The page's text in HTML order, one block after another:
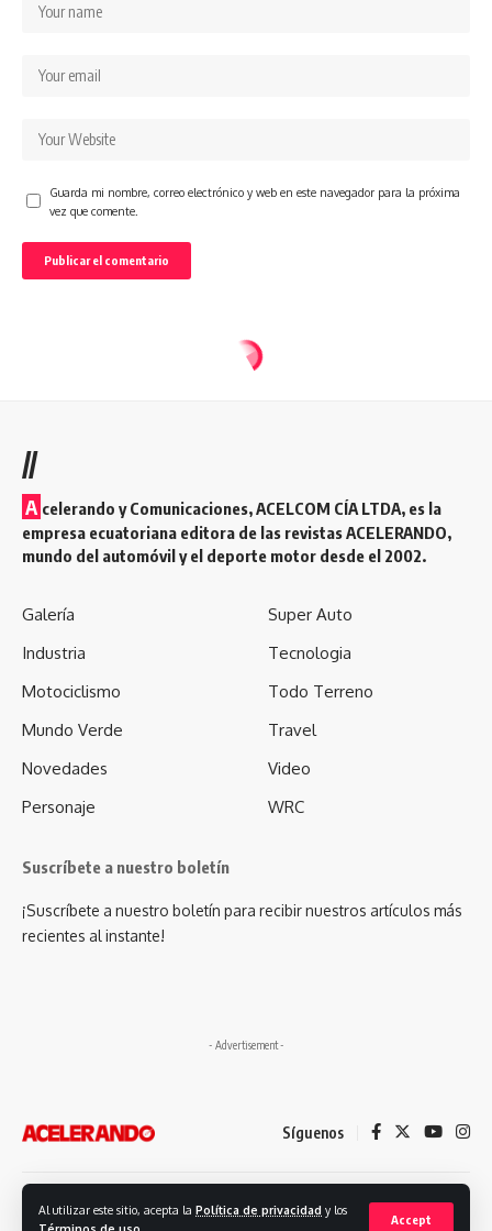
Al utilizar este sitio, acepta la Política de privacidad y los
Accept
Guarda mi nombre, correo electrónico y web en este navegador para la próxima
vez que comente.
//
A celerando y Comunicaciones, ACELCOM CÍA LTDA, es la
empresa ecuatoriana editora de las revistas ACELERANDO,
mundo del automóvil y el deporte motor desde el 2002.
Galería
Industria
Motociclismo
Mundo Verde
Novedades
Personaje
Super Auto
Tecnologia
Todo Terreno
Travel
Video
WRC
Suscríbete a nuestro boletín
¡Suscríbete a nuestro boletín para recibir nuestros artículos más
recientes al instante!
- Advertisement -
Síguenos